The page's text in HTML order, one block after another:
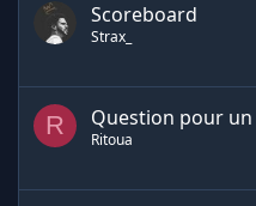
Scoreboard
Strax_
R Question pour
Ritoua